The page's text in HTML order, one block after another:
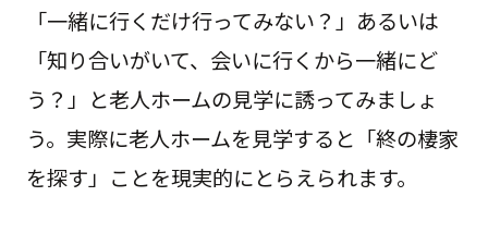
「一緒に行くだけ行ってみない？」あるいは
「知り合いがいて、会いに行くから一緒にど
う？」と老人ホームの見学に誘ってみましょ
う。実際に老人ホームを見学すると「終の棲家
を探す」ことを現実的にとらえられます。